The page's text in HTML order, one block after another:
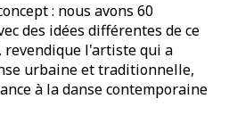
: nous avons 60
des idées différentes de ce
revendique l'artiste qui a
urbaine et traditionnelle,
à la danse contemporaine